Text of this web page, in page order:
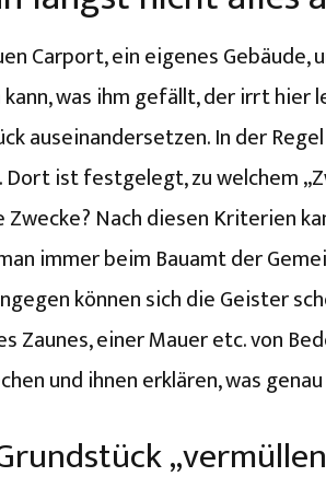
Carport, ein eigenes
was ihm gefällt, der irrt
auseinandersetzen. In der
Dort ist festgelegt, zu welchem
Nach diesen Kriterien
immer beim Bauamt der
können sich die Geister
Zaunes, einer Mauer etc. von
und ihnen erklären, was